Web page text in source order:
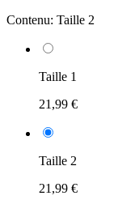
Contenu: Taille 2
Taille 1
21,99 €
Taille 2
21,99 €